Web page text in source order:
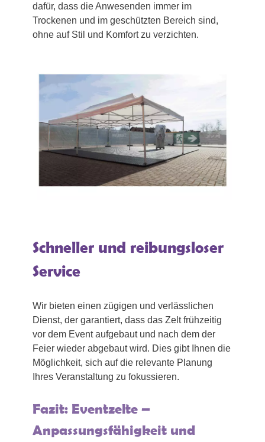
dafür, dass die Anwesenden immer im
Trockenen und im geschützten Bereich sind,
ohne auf Stil und Komfort zu verzichten.
Schneller und reibungsloser
Service
Wir bieten einen zügigen und verlässlichen
Dienst, der garantiert, dass das Zelt frühzeitig
vor dem Event aufgebaut und nach dem der
Feier wieder abgebaut wird. Dies gibt Ihnen die
Möglichkeit, sich auf die relevante Planung
Ihres Veranstaltung zu fokussieren.
Fazit: Eventzelte –
Anpassungsfähigkeit und